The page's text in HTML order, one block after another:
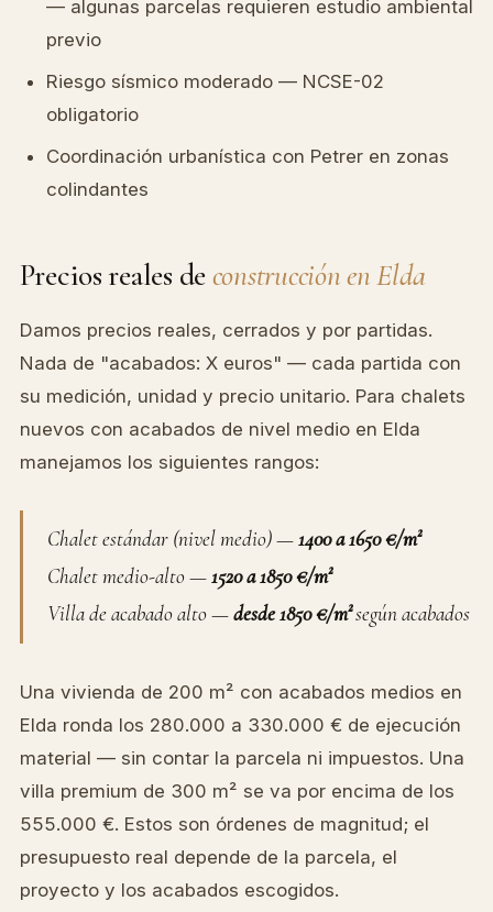
— algunas parcelas requieren estudio ambiental
previo
Riesgo sísmico moderado — NCSE-02
obligatorio
Coordinación urbanística con Petrer en zonas
colindantes
Precios reales deconstrucción en Elda
Damos precios reales, cerrados y por partidas.
Nada de "acabados: X euros" — cada partida con
su medición, unidad y precio unitario. Para chalets
nuevos con acabados de nivel medio en Elda
manejamos los siguientes rangos:
Chalet estándar (nivel medio) —1400 a 1650 €/m²
Chalet medio-alto —1520 a 1850 €/m²
Villa de acabado alto —desde 1850 €/m²según acabados
Una vivienda de 200 m² con acabados medios en
Elda ronda los 280.000 a 330.000 € de ejecución
material — sin contar la parcela ni impuestos. Una
villa premium de 300 m² se va por encima de los
555.000 €. Estos son órdenes de magnitud; el
presupuesto real depende de la parcela, el
proyecto y los acabados escogidos.